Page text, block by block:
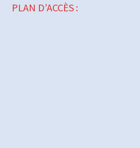
PLAN D’ACCÈS :